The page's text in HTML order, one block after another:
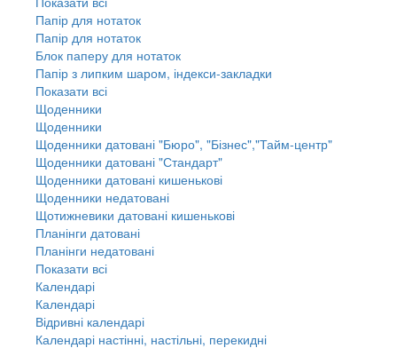
Папір для нотаток
Папір для нотаток
Блок паперу для нотаток
Папір з липким шаром, індекси-закладки
Показати всі
Щоденники
Щоденники
Щоденники датовані "Бюро", "Бізнес","Тайм-центр"
Щоденники датовані "Стандарт"
Щоденники датовані кишенькові
Щоденники недатовані
Щотижневики датовані кишенькові
Планінги датовані
Планінги недатовані
Показати всі
Календарі
Календарі
Відривні календарі
Календарі настінні, настільні, перекидні